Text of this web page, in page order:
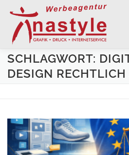
Zum Inhalt springen
WEBDESIGN KONTAKT
SCHLAGWORT:
DESIGN